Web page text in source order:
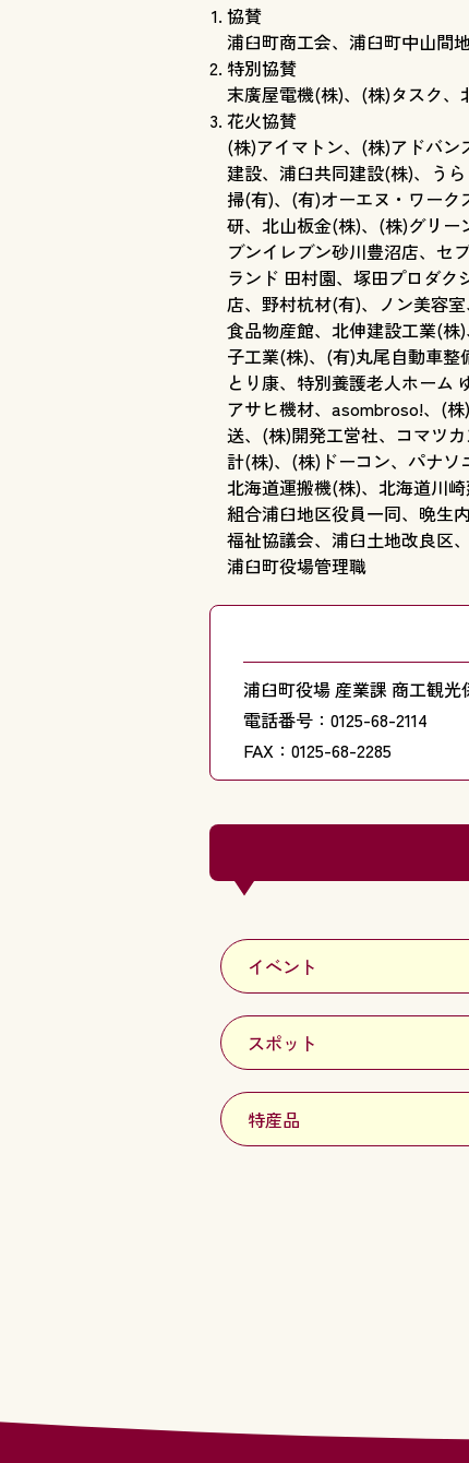
協賛
浦臼町商工会、浦臼町中山間
特別協賛
末廣屋電機(株)、(株)タスク
花火協賛
(株)アイマトン、(株)アドバ
建設、浦臼共同建設(株)、う
掃(有)、(有)オーエヌ・ワー
研、北山板金(株)、(株)グリ
ブンイレブン砂川豊沼店、セ
ランド 田村園、塚田プロダ
店、野村杭材(有)、ノン美容
食品物産館、北伸建設工業(
子工業(株)、(有)丸尾自動車整
とり康、特別養護老人ホーム
アサヒ機材、asombroso!、(
送、(株)開発工営社、コマツ
計(株)、(株)ドーコン、パナソ
北海道運搬機(株)、北海道川
組合浦臼地区役員一同、晩生
福祉協議会、浦臼土地改良区
浦臼町役場管理職
浦臼町役場 産業課 商工観光
電話番号：0125-68-2114
FAX：0125-68-2285
イベント
スポット
特産品